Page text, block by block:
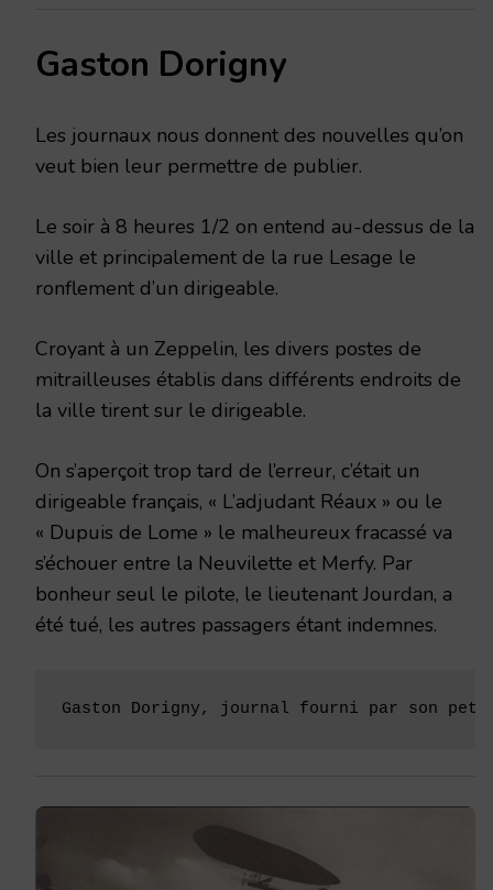
Gaston Dorigny
Les journaux nous donnent des nouvelles qu’on
veut bien leur permettre de publier.
Le soir à 8 heures 1/2 on entend au-dessus de la
ville et principalement de la rue Lesage le
ronflement d’un dirigeable.
Croyant à un Zeppelin, les divers postes de
mitrailleuses établis dans différents endroits de
la ville tirent sur le dirigeable.
On s’aperçoit trop tard de l’erreur, c’était un
dirigeable français, « L’adjudant Réaux » ou le
« Dupuis de Lome » le malheureux fracassé va
s’échouer entre la Neuvilette et Merfy. Par
bonheur seul le pilote, le lieutenant Jourdan, a
été tué, les autres passagers étant indemnes.
Gaston Dorigny, journal fourni par son